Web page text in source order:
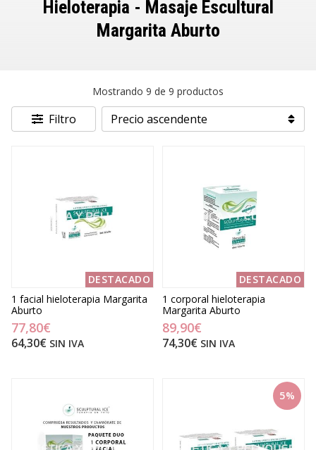
Hieloterapia - Masaje Escultural
Margarita Aburto
Mostrando 9 de 9 productos
Filtro
DESTACADO
1 facial hieloterapia Margarita
Aburto
77,80€
64,30€ SIN IVA
DESTACADO
1 corporal hieloterapia
Margarita Aburto
89,90€
74,30€ SIN IVA
5%